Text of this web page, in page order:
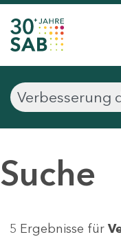
Suche
5 Ergebnisse für